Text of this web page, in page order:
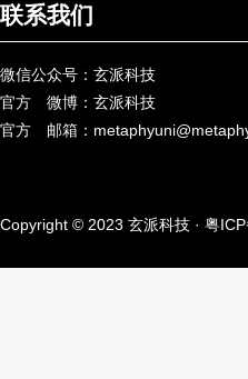
联系我们
微信公众号：玄派科技
官方
微博：玄派科技
官方
邮箱：
Copyright © 2023 玄派科技 · 粤